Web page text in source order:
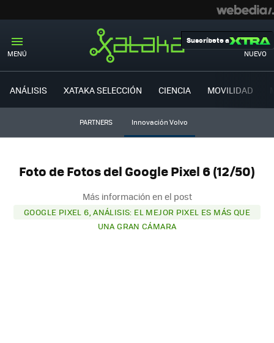
MENÚ NUEVO
Suscríbete a
ANÁLISIS XATAKA SELECCIÓN CIENCIA MOVILIDAD
PARTNERS Innovación Volvo
Foto de Fotos del Google Pixel 6 (12/50)
Más información en el post
GOOGLE PIXEL 6, ANÁLISIS: EL MEJOR PIXEL ES MÁS QUE
UNA GRAN CÁMARA